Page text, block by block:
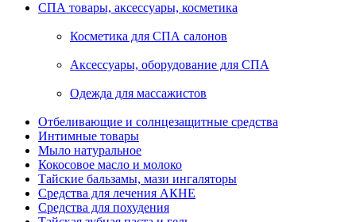
СПА товары, аксессуары, косметика
Косметика для СПА салонов
Аксессуары, оборудование для СПА
Одежда для массажистов
Отбеливающие и солнцезащитные средства
Интимные товары
Мыло натуральное
Кокосовое масло и молоко
Тайские бальзамы, мази ингаляторы
Средства для лечения АКНЕ
Средства для похудения